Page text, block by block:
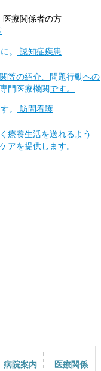
医療関係者の方
。
認知症疾患
等の紹介、 問題行動への
専門医療機関です。
。
訪問看護
療養生活を送れるよう
アを提供します。
病院案内
医療関係